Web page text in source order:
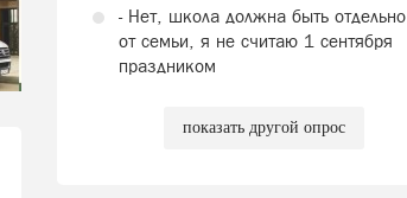
- Нет, школа должна быть отдельно
от семьи, я не считаю 1 сентября
праздником
показать другой опрос